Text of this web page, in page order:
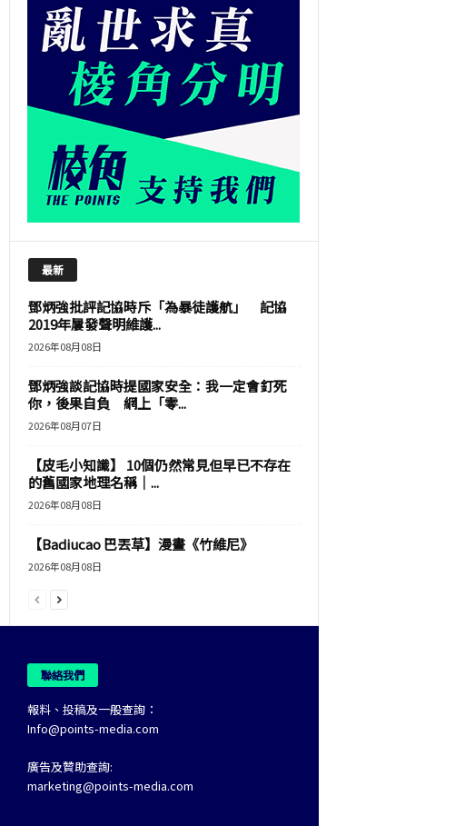
最新
鄧炳強批評記協時斥「為暴徒護航」 記協
2019年屢發聲明維護...
2026年08月08日
鄧炳強談記協時提國家安全：我一定會釘死
你，後果自負 網上「零...
2026年08月07日
【皮毛小知識】 10個仍然常見但早已不存在
的舊國家地理名稱｜...
2026年08月08日
【Badiucao 巴丟草】漫畫《竹維尼》
2026年08月08日
聯絡我們
報料、投稿及一般查詢：
Info@points-media.com
廣告及贊助查詢:
marketing@points-media.com